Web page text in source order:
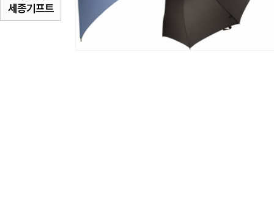
세종기프트